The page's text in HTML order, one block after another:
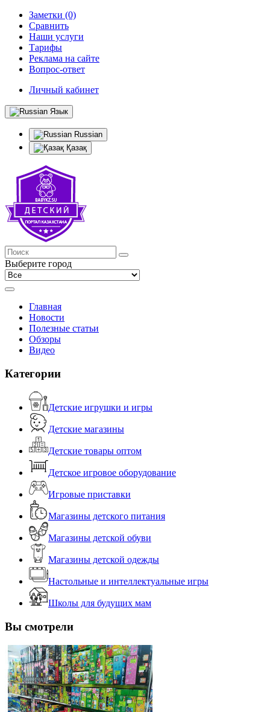
Заметки (0)
Сравнить
Наши услуги
Тарифы
Реклама на сайте
Вопрос-ответ
Личный кабинет
Язык
Russian
Қазақ
Выберите город
Главная
Новости
Полезные статьи
Обзоры
Видео
Категории
Детские игрушки и игры
Детские магазины
Детские товары оптом
Детское игровое оборудование
Игровые приставки
Магазины детского питания
Магазины детской обуви
Магазины детской одежды
Настольные и интеллектуальные игры
Школы для будущих мам
Вы смотрели